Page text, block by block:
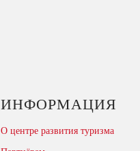
ИНФОРМАЦИЯ
О центре развития туризма